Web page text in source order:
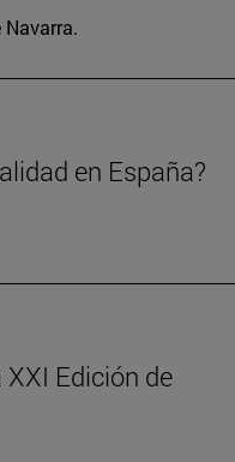
en España?
Edición de